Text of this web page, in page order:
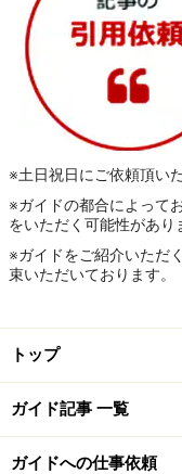
※土日祝日にご依頼頂い
※ガイドの都合によって
をいただく可能性があり
※ガイドをご紹介いただ
束いただいております。
トップ
ガイド記事 一覧
ガイドへの仕事依頼